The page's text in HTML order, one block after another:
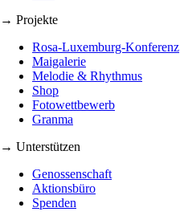
→ Projekte
Rosa-Luxemburg-Konferenz
Maigalerie
Melodie & Rhythmus
Shop
Fotowettbewerb
Granma
→ Unterstützen
Genossenschaft
Aktionsbüro
Spenden